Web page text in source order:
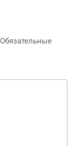
Обязательные